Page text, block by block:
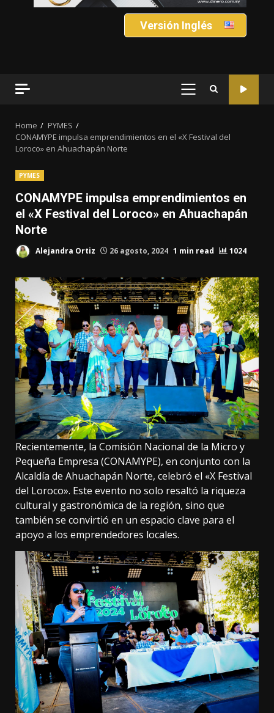
Versión Inglés
PRIMARY
Home
PYMES
CONAMYPE impulsa emprendimientos en el «X Festival del
Loroco» en Ahuachapán Norte
PYMES
CONAMYPE impulsa emprendimientos en
el «X Festival del Loroco» en Ahuachapán
Norte
Alejandra Ortiz 26 agosto, 2024 1 min read 1024
Recientemente, la Comisión Nacional de la Micro y
Pequeña Empresa (CONAMYPE), en conjunto con la
Alcaldía de Ahuachapán Norte, celebró el «X Festival
del Loroco». Este evento no solo resaltó la riqueza
cultural y gastronómica de la región, sino que
también se convirtió en un espacio clave para el
apoyo a los emprendedores locales.